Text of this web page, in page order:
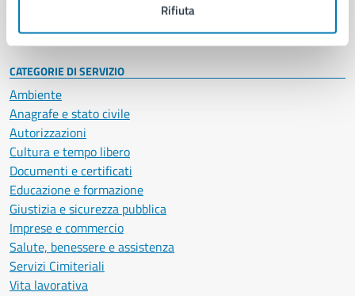
Rifiuta
Intranet, posta aziendale e protocollo
CATEGORIE DI SERVIZIO
Ambiente
Anagrafe e stato civile
Autorizzazioni
Cultura e tempo libero
Documenti e certificati
Educazione e formazione
Giustizia e sicurezza pubblica
Imprese e commercio
Salute, benessere e assistenza
Servizi Cimiteriali
Vita lavorativa